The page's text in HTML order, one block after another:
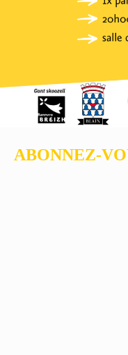
ABONNEZ-